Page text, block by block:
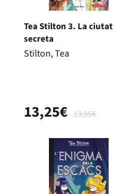
Tea Stilton 3. La ciutat
secreta
Stilton, Tea
13,95€
13,25€